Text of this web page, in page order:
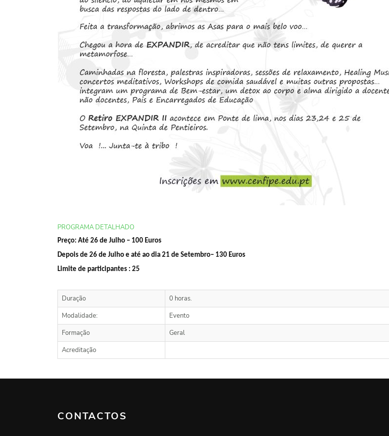
PROGRAMA DETALHADO
Preço: Até 26 de Julho – 100 Euros
Depois de 26 de Julho e até ao dia 21 de Setembro– 130 Euros
Limite de participantes : 25
Duração
0 horas.
Modalidade:
Evento
Formação
Geral
Acreditação
CONTACTOS